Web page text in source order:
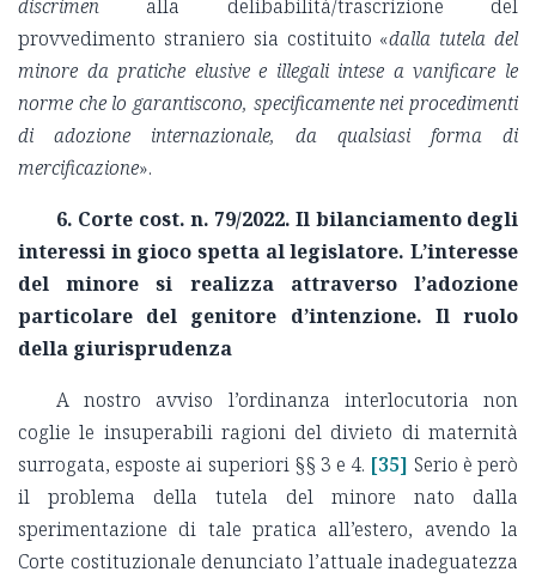
discrimen alla delibabilità/trascrizione del
provvedimento straniero sia costituito «dalla tutela del
minore da pratiche elusive e illegali intese a vanificare le
norme che lo garantiscono, specificamente nei procedimenti
di adozione internazionale, da qualsiasi forma di
mercificazione».
6. Corte cost. n. 79/2022. Il bilanciamento degli
interessi in gioco spetta al legislatore. L’interesse
del minore si realizza attraverso l’adozione
particolare del genitore d’intenzione. Il ruolo
della giurisprudenza
A nostro avviso l’ordinanza interlocutoria non
coglie le insuperabili ragioni del divieto di maternità
surrogata, esposte ai superiori §§ 3 e 4. [35] Serio è però
il problema della tutela del minore nato dalla
sperimentazione di tale pratica all’estero, avendo la
Corte costituzionale denunciato l’attuale inadeguatezza